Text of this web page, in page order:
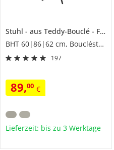
Stuhl aus Teddy-Bouclé
Flynn
BHT 60|86|62 cm, Boucléstoff
197
89,00 €
Lieferzeit: bis zu 3 Werktage